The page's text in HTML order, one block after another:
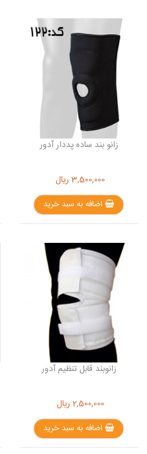
زانو بند ساده پددار آدور
3,500,000 ریال
اضافه به سبد خرید
زانوبند قابل تنظیم آدور
2,500,000 ریال
اضافه به سبد خرید